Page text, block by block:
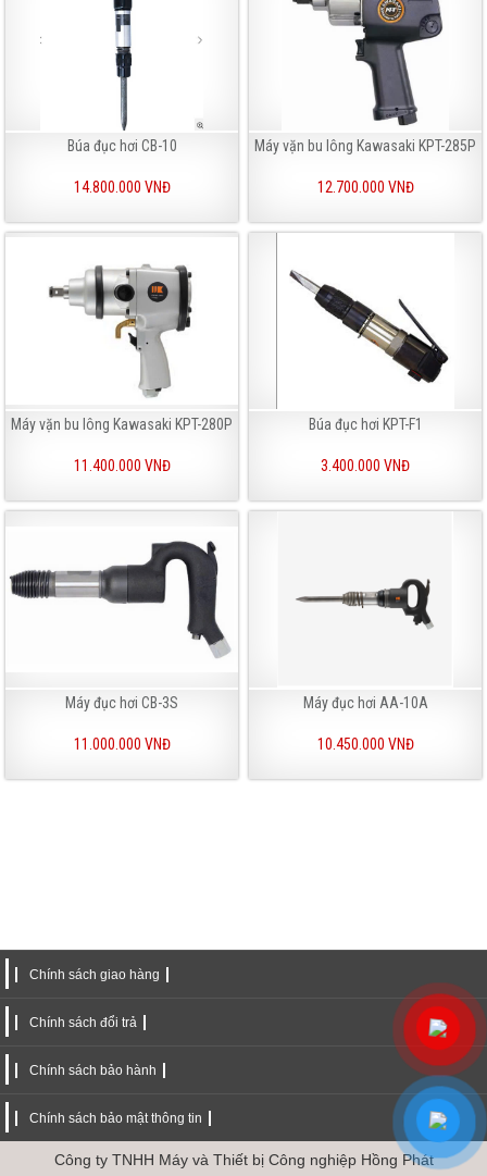
Búa đục hơi CB-10
14.800.000 VNĐ
Máy vặn bu lông Kawasaki KPT-285P
12.700.000 VNĐ
Máy vặn bu lông Kawasaki KPT-280P
11.400.000 VNĐ
Búa đục hơi KPT-F1
3.400.000 VNĐ
Máy đục hơi CB-3S
11.000.000 VNĐ
Máy đục hơi AA-10A
10.450.000 VNĐ
Chính sách giao hàng
Chính sách đổi trả
Chính sách bảo hành
Chính sách bảo mật thông tin
Công ty TNHH Máy và Thiết bị Công nghiệp Hồng Phát